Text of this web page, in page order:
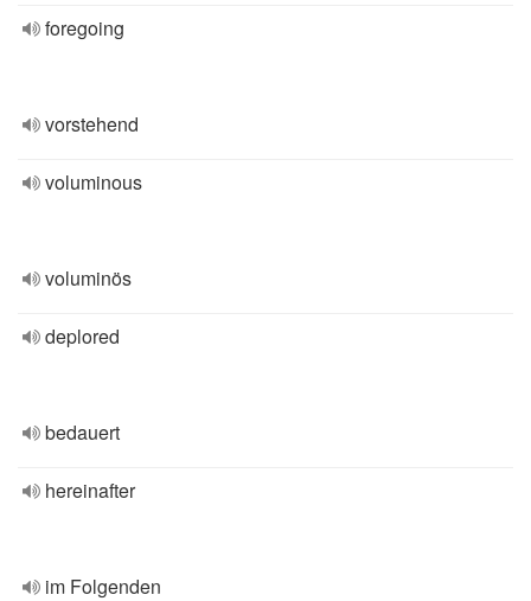
foregoing
vorstehend
voluminous
voluminös
deplored
bedauert
hereinafter
im Folgenden